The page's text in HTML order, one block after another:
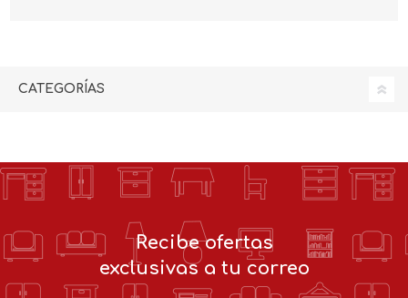
CATEGORÍAS
Recibe ofertas
exclusivas a tu correo